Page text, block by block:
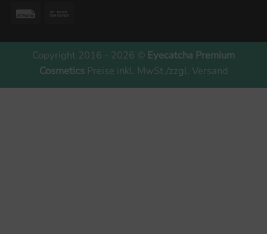
Rechung
Copyright 2016 - 2026 © Eyecatcha Premium
CosmeticsPreise inkl. MwSt./zzgl. Versand